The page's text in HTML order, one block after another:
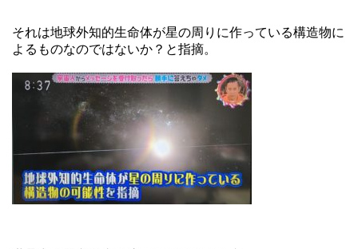
それは地球外知的生命体が星の周りに作っている構造物に
よるものなのではないか？と指摘。